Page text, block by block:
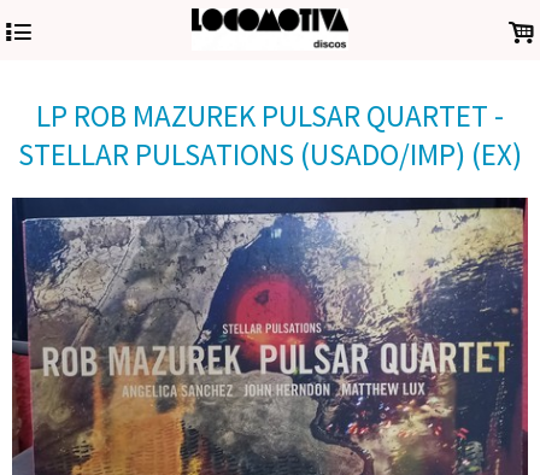
4 .
LP ROB MAZUREK PULSAR QUARTET -
STELLAR PULSATIONS (USADO/IMP) (EX)